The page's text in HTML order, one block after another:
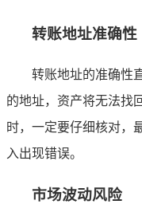
转账地址准确性
转账地址的准确性
的地址，资产将无法找
时，一定要仔细核对，
入出现错误。
市场波动风险